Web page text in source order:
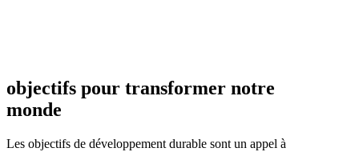
objectifs pour transformer notre
monde
Les objectifs de développement durable sont un appel à